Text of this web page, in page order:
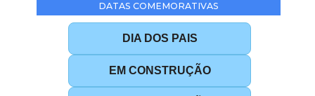
DATAS COMEMORATIVAS
DIA DOS PAIS
EM CONSTRUÇÃO